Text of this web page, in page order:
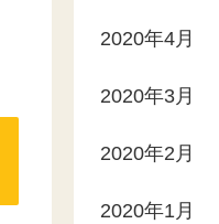
2020年4月
2020年3月
2020年2月
2020年1月